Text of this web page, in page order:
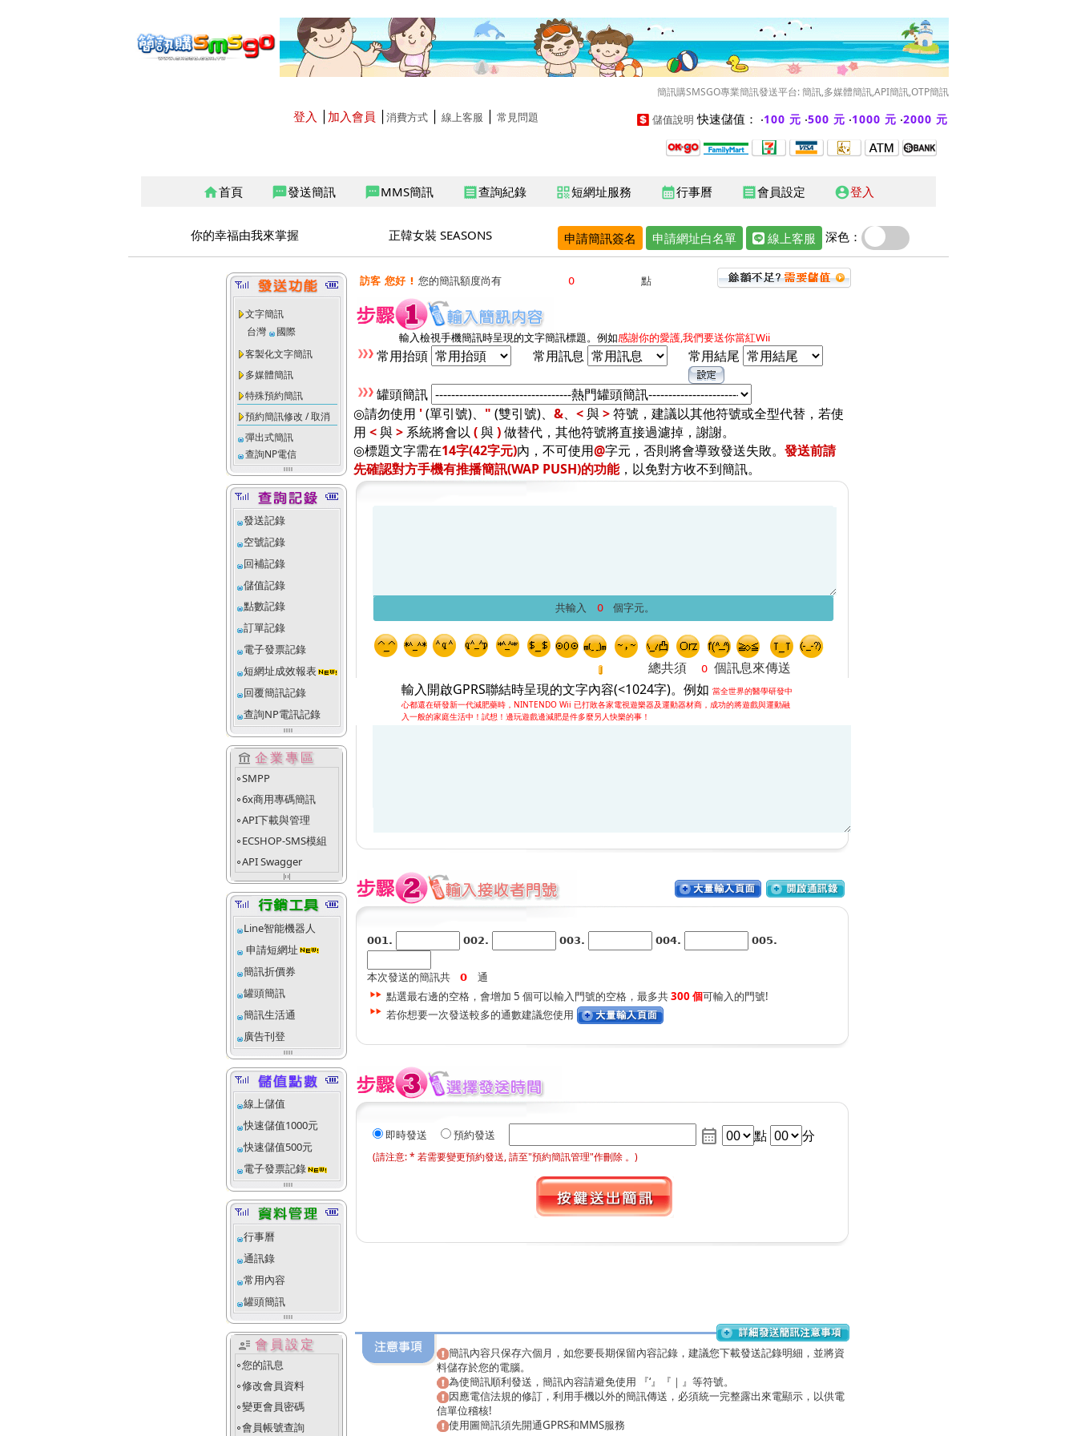
簡訊購SMSGO專業簡訊發送平台: 簡訊,多媒體簡訊,API簡訊,OTP簡訊
登入 加入會員 消費方式 線上客服 常見問題 儲值說明 快速儲值： ‧100 元 ‧500 元 ‧1000 元 ‧2000 元
home首頁 sms發送簡訊 smsMMS簡訊 receipt 查詢紀錄 qr_code短網址服務 calendar_month行事曆 receipt 會員設定 account_circle登入
你的幸福由我來掌握 正韓女裝 SEASONS 申請簡訊簽名 申請網址白名單 線上客服 深色：
文字簡訊
台灣
國際
客製化文字簡訊
多媒體簡訊
特殊預約簡訊
預約簡訊修改 / 取消
彈出式簡訊
查詢NP電信
發送記錄
空號記錄
回補記錄
儲值記錄
點數記錄
訂單記錄
電子發票記錄
短網址成效報表
回覆簡訊記錄
查詢NP電訊記錄
account_balance 企業專區
fiber_manual_record SMPP
fiber_manual_record 6x商用專碼簡訊
fiber_manual_record API下載與管理
fiber_manual_record ECSHOP-SMS模組
fiber_manual_record API Swagger
align_justify_space_even
Line智能機器人
申請短網址
簡訊折價券
罐頭簡訊
簡訊生活通
廣告刊登
線上儲值
快速儲值1000元
快速儲值500元
電子發票記錄
行事曆
通訊錄
常用內容
罐頭簡訊
user_attributes 會員設定
fiber_manual_record 您的訊息
fiber_manual_record 修改會員資料
fiber_manual_record 變更會員密碼
fiber_manual_record 會員帳號查詢
訪客 您好 ! 您的簡訊額度尚有 點
輸入檢視手機簡訊時呈現的文字簡訊標題。例如感謝你的愛護,我們要送你當紅Wii
常用抬頭 常用訊息 常用結尾
罐頭簡訊
◎請勿使用 '(單引號)、 " (雙引號)、 &、 <與>符號，建議以其他符號或全型代替，若使
用 <與> 系統將會以 (與)做替代，其他符號將直接過濾掉，謝謝。
◎標題文字需在14字(42字元)內，不可使用@字元，否則將會導致發送失敗。 發送前請
先確認對方手機有推播簡訊(WAP PUSH)的功能，以免對方收不到簡訊。
共輸入 個字元。
總共須 個訊息來傳送
輸入開啟GPRS聯結時呈現的文字內容(<1024字)。例如 當全世界的醫學研發中
心都還在研發新一代減肥藥時，NINTENDO Wii 已打敗各家電視遊樂器及運動器材商，成功的將遊戲與運動融
入一般的家庭生活中！試想！邊玩遊戲邊減肥是件多麼另人快樂的事！
001. 002. 003. 004. 005.
本次發送的簡訊共 通
點選最右邊的空格，會增加 5 個可以輸入門號的空格，最多共300 個可輸入的門號!
若你想要一次發送較多的通數建議您使用
即時發送 預約發送 calendar_month 點 分
(請注意: * 若需要變更預約發送, 請至"預約簡訊管理"作刪除 。)
簡訊內容只保存六個月，如您要長期保留內容記錄，建議您下載發送記錄明細，並將資
料儲存於您的電腦。
為使簡訊順利發送，簡訊內容請避免使用 『‘』『｜』等符號。
因應電信法規的修訂，利用手機以外的簡訊傳送，必須統一完整露出來電顯示，以供電
信單位稽核!
使用圖簡訊須先開通GPRS和MMS服務